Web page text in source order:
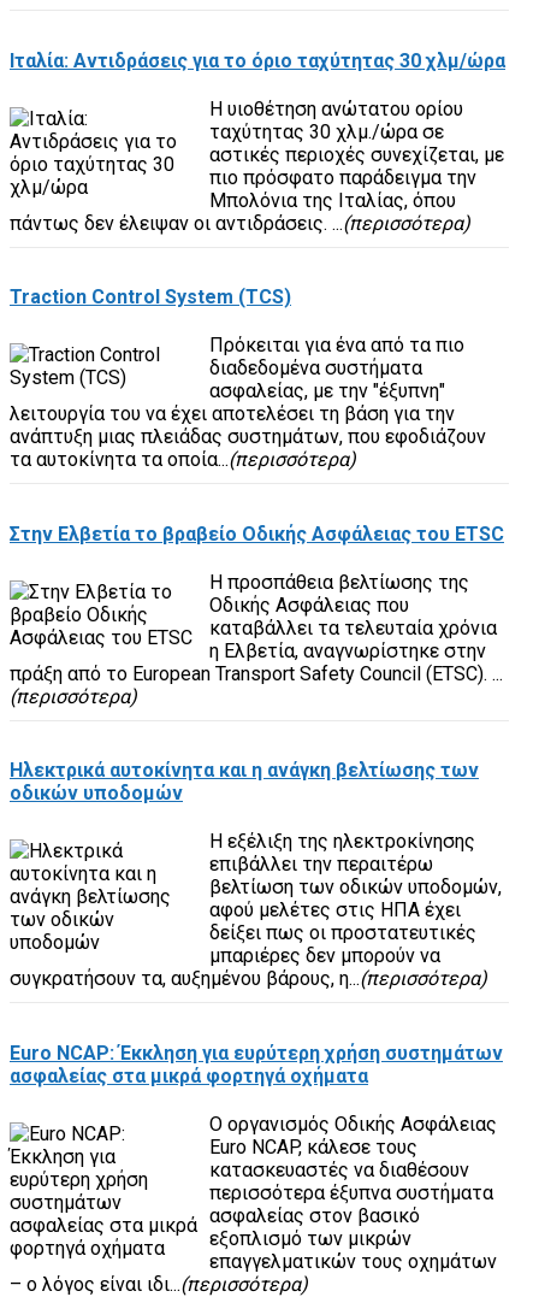
Ιταλία: Αντιδράσεις για το όριο ταχύτητας 30 χλμ/ώρα
Η υιοθέτηση ανώτατου ορίου
ταχύτητας 30 χλμ./ώρα σε
αστικές περιοχές συνεχίζεται, με
πιο πρόσφατο παράδειγμα την
Μπολόνια της Ιταλίας, όπου
πάντως δεν έλειψαν οι αντιδράσεις. ...(περισσότερα)
Traction Control System (TCS)
Πρόκειται για ένα από τα πιο
διαδεδομένα συστήματα
ασφαλείας, με την "έξυπνη"
λειτουργία του να έχει αποτελέσει τη βάση για την
ανάπτυξη μιας πλειάδας συστημάτων, που εφοδιάζουν
τα αυτοκίνητα τα οποία...(περισσότερα)
Στην Ελβετία το βραβείο Οδικής Ασφάλειας του ETSC
Η προσπάθεια βελτίωσης της
Οδικής Ασφάλειας που
καταβάλλει τα τελευταία χρόνια
η Ελβετία, αναγνωρίστηκε στην
πράξη από το European Transport Safety Council (ETSC). ...
(περισσότερα)
Ηλεκτρικά αυτοκίνητα και η ανάγκη βελτίωσης των
οδικών υποδομών
Η εξέλιξη της ηλεκτροκίνησης
επιβάλλει την περαιτέρω
βελτίωση των οδικών υποδομών,
αφού μελέτες στις ΗΠΑ έχει
δείξει πως οι προστατευτικές
μπαριέρες δεν μπορούν να
συγκρατήσουν τα, αυξημένου βάρους, η...(περισσότερα)
Euro NCAP: Έκκληση για ευρύτερη χρήση συστημάτων
ασφαλείας στα μικρά φορτηγά οχήματα
Ο οργανισμός Οδικής Ασφάλειας
Euro NCAP, κάλεσε τους
κατασκευαστές να διαθέσουν
περισσότερα έξυπνα συστήματα
ασφαλείας στον βασικό
εξοπλισμό των μικρών
επαγγελματικών τους οχημάτων
– ο λόγος είναι ιδι...(περισσότερα)